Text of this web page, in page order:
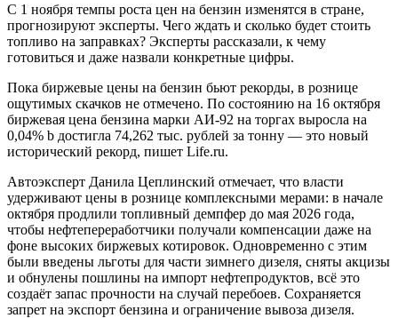
С 1 ноября темпы роста цен на бензин изменятся в стране,
прогнозируют эксперты. Чего ждать и сколько будет стоить
топливо на заправках? Эксперты рассказали, к чему
готовиться и даже назвали конкретные цифры.
Пока биржевые цены на бензин бьют рекорды, в рознице
ощутимых скачков не отмечено. По состоянию на 16 октября
биржевая цена бензина марки АИ-92 на торгах выросла на
0,04% b достигла 74,262 тыс. рублей за тонну — это новый
исторический рекорд, пишет Life.ru.
Автоэксперт Данила Цеплинский отмечает, что власти
удерживают цены в рознице комплексными мерами: в начале
октября продлили топливный демпфер до мая 2026 года,
чтобы нефтепереработчики получали компенсации даже на
фоне высоких биржевых котировок. Одновременно с этим
были введены льготы для части зимнего дизеля, сняты акцизы
и обнулены пошлины на импорт нефтепродуктов, всё это
создаёт запас прочности на случай перебоев. Сохраняется
запрет на экспорт бензина и ограничение вывоза дизеля.